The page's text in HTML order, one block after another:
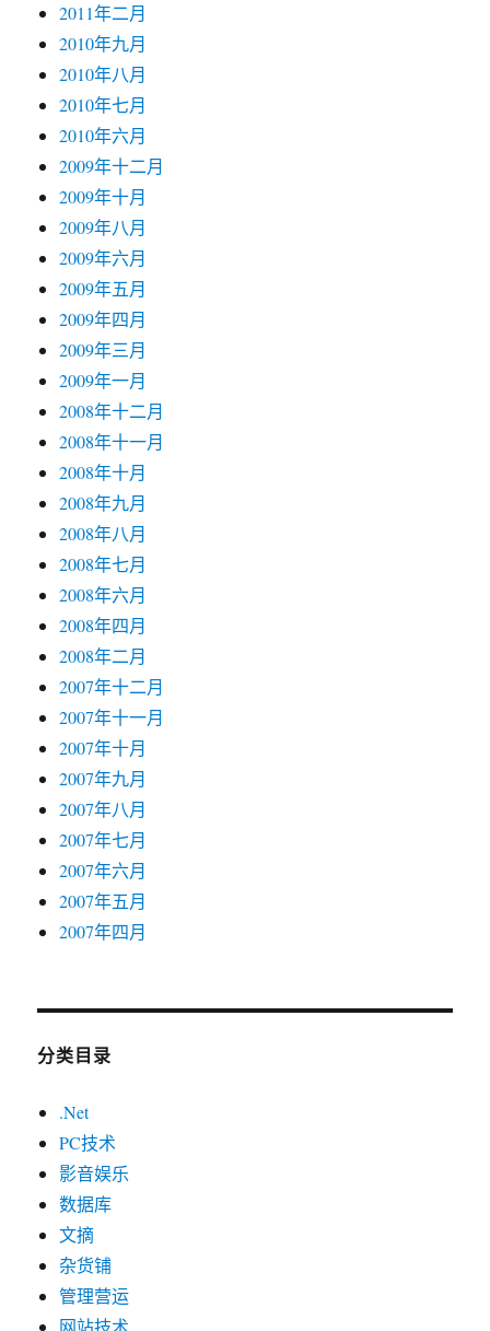
2011年二月
2010年九月
2010年八月
2010年七月
2010年六月
2009年十二月
2009年十月
2009年八月
2009年六月
2009年五月
2009年四月
2009年三月
2009年一月
2008年十二月
2008年十一月
2008年十月
2008年九月
2008年八月
2008年七月
2008年六月
2008年四月
2008年二月
2007年十二月
2007年十一月
2007年十月
2007年九月
2007年八月
2007年七月
2007年六月
2007年五月
2007年四月
分类目录
.Net
PC技术
影音娱乐
数据库
文摘
杂货铺
管理营运
网站技术